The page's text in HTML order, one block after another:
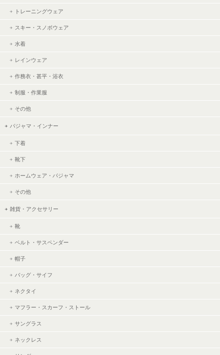
トレーニングウェア
スキー・スノボウェア
水着
レインウェア
作務衣・甚平・浴衣
制服・作業服
その他
パジャマ・インナー
下着
靴下
ホームウェア・パジャマ
その他
雑貨・アクセサリー
靴
ベルト・サスペンダー
帽子
バッグ・サイフ
ネクタイ
マフラー・スカーフ・ストール
サングラス
ネックレス